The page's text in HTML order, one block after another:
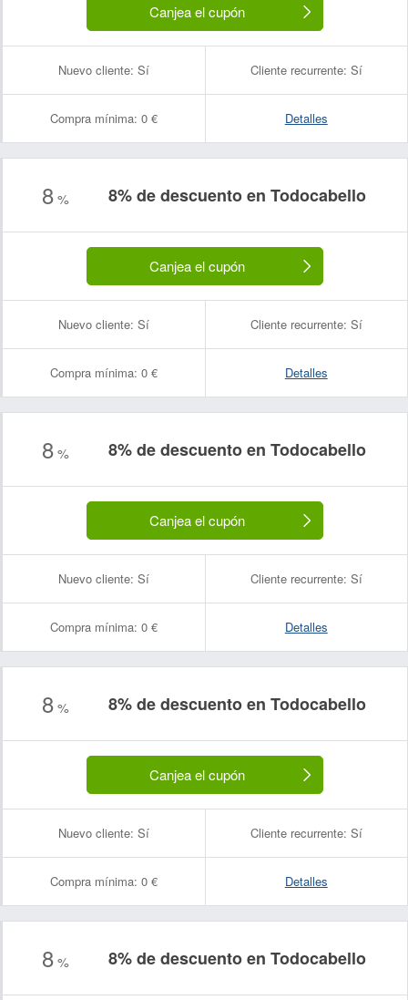
Canjea el cupón
Nuevo cliente: Sí Cliente recurrente: Sí
Compra mínima: 0 € Detalles
8% 8% de descuento en Todocabello
Canjea el cupón
Nuevo cliente: Sí Cliente recurrente: Sí
Compra mínima: 0 € Detalles
8% 8% de descuento en Todocabello
Canjea el cupón
Nuevo cliente: Sí Cliente recurrente: Sí
Compra mínima: 0 € Detalles
8% 8% de descuento en Todocabello
Canjea el cupón
Nuevo cliente: Sí Cliente recurrente: Sí
Compra mínima: 0 € Detalles
8% 8% de descuento en Todocabello